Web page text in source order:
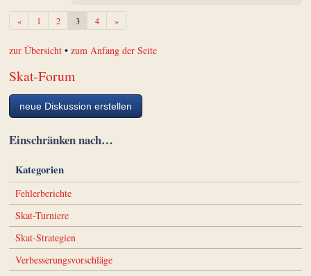
«Zurück1 2 3 4 »Weiter
zur Übersicht •zum Anfang der Seite
Skat-Forum
neue Diskussion erstellen
Einschränken nach…
Kategorien
Fehlerberichte
Skat-Turniere
Skat-Strategien
Verbesserungsvorschläge